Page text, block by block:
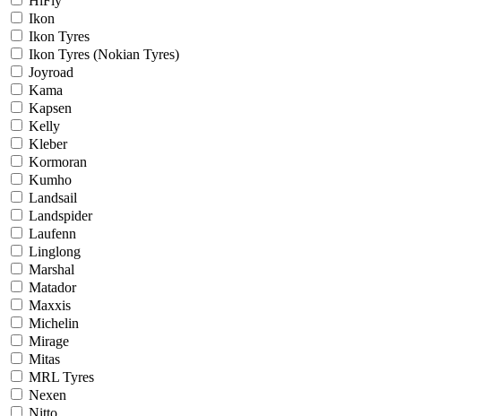
Ikon
Ikon Tyres
Ikon Tyres (Nokian Tyres)
Joyroad
Kama
Kapsen
Kelly
Kleber
Kormoran
Kumho
Landsail
Landspider
Laufenn
Linglong
Marshal
Matador
Maxxis
Michelin
Mirage
Mitas
MRL Tyres
Nexen
Nitto